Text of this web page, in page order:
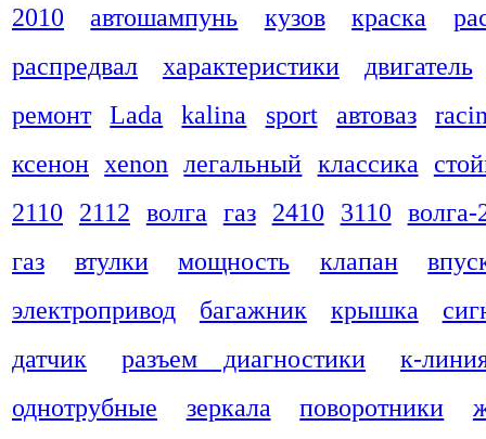
2010
автошампунь кузов краска
распредвал
характеристики
двигатель
ремонт
Lada kalina sport автоваз
ксенон xenon легальный классика
2110
2112 волга газ 2410 3110 волга-
газ
втулки мощность клапан
электропривод
багажник крышка
датчик
разъем диагностики
к-
однотрубные
зеркала поворотники